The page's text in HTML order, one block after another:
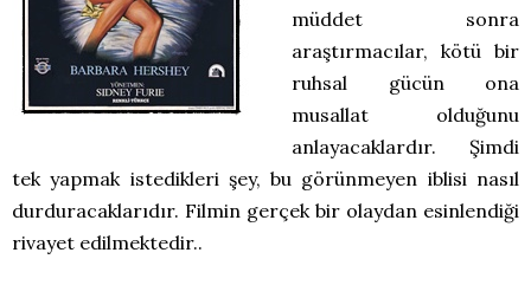
müddet sonra
araştırmacılar, kötü bir
ruhsal gücün ona
musallat olduğunu
anlayacaklardır. Şimdi
tek yapmak istedikleri şey, bu görünmeyen iblisi nasıl
durduracaklarıdır. Filmin gerçek bir olaydan esinlendiği
rivayet edilmektedir..